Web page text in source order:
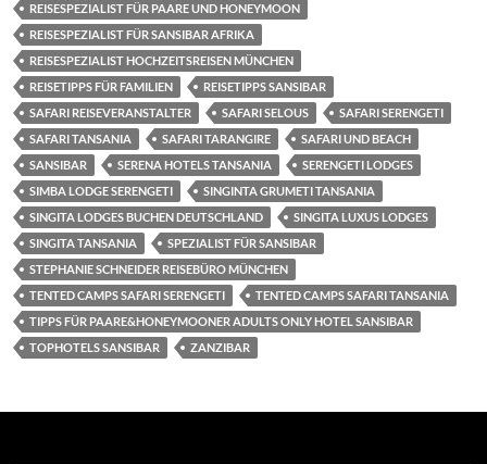
REISESPEZIALIST FÜR PAARE UND HONEYMOON
REISESPEZIALIST FÜR SANSIBAR AFRIKA
REISESPEZIALIST HOCHZEITSREISEN MÜNCHEN
REISETIPPS FÜR FAMILIEN
REISETIPPS SANSIBAR
SAFARI REISEVERANSTALTER
SAFARI SELOUS
SAFARI SERENGETI
SAFARI TANSANIA
SAFARI TARANGIRE
SAFARI UND BEACH
SANSIBAR
SERENA HOTELS TANSANIA
SERENGETI LODGES
SIMBA LODGE SERENGETI
SINGINTA GRUMETI TANSANIA
SINGITA LODGES BUCHEN DEUTSCHLAND
SINGITA LUXUS LODGES
SINGITA TANSANIA
SPEZIALIST FÜR SANSIBAR
STEPHANIE SCHNEIDER REISEBÜRO MÜNCHEN
TENTED CAMPS SAFARI SERENGETI
TENTED CAMPS SAFARI TANSANIA
TIPPS FÜR PAARE&HONEYMOONER ADULTS ONLY HOTEL SANSIBAR
TOPHOTELS SANSIBAR
ZANZIBAR